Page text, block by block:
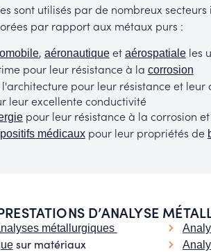
sont utilisés par de nombreux
par rapport aux métaux purs :
, aéronautiqueet aérospatialeles
pour leur résistance à la corrosion
pour leur résistance et
leur excellente conductivité
pour leur résistance à la corrosion
médicauxpour leur propriétés de
D’ANALYSE
métallurgiques
sur matériaux